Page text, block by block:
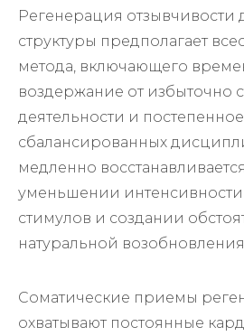
Регенерация
структуры предполагает
метода, включающего
воздержание от избыточно
деятельности и
сбалансированных
медленно
уменьшении
стимулов и создании
натуральной
Соматические приемы
охватывают постоянные